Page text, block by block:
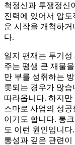
척정신과 투쟁정신
진력에 있어서 압
운 시작을 개척하거
다.
일지 편재는 투기
주는 평생 큰 재물
만 부를 성취하는
롯되는 경우가 많습
따라옵니다. 하지만
스마로 사업의 성
이기도 합니다. 통
도 이런 원인입니
통성과 깊은 관련